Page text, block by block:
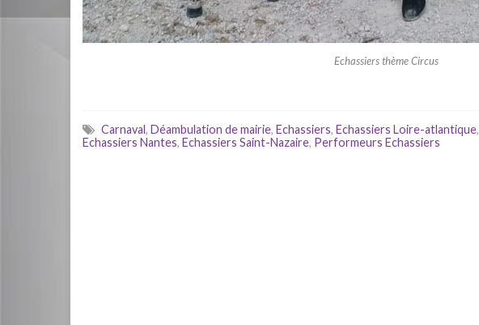
Echassiers thème Circus
Carnaval, Déambulation de mairie, Echassiers, Echassiers Loire-atlantique,
Echassiers Nantes, Echassiers Saint-Nazaire, Performeurs Echassiers